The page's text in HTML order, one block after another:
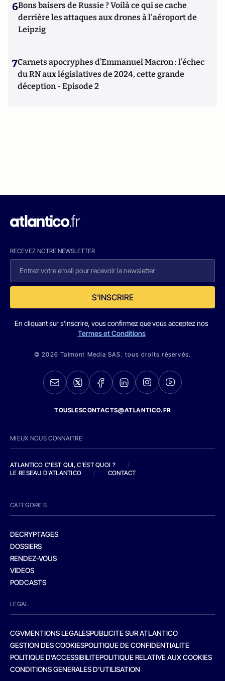
6Bons baisers de Russie ? Voilà ce qui se cache
derrière les attaques aux drones à l'aéroport de
Leipzig
7Carnets apocryphes d’Emmanuel Macron : l’échec
du RN aux législatives de 2024, cette grande
déception - Episode 2
RECEVEZ NOTRE NEWSLETTER
S'INSCRIRE
En cliquant sur s'inscrire, vous confirmez que vous acceptez nos
Termes et Conditions
© 2026 Talmont Media SAS. tous droits réservés.
TOUSLESCONTACTS@ATLANTICO.FR
MIEUX NOUS CONNAITRE
ATLANTICO C'EST QUI, C'EST QUOI ?
/
LE RESEAU D'ATLANTICO
/ CONTACT
CATEGORIES
DECRYPTAGES
DOSSIERS
RENDEZ-VOUS
VIDEOS
PODCASTS
LEGAL
CGVMENTIONS LEGALESPUBLICITE SUR ATLANTICO
GESTION DES COOKIESPOLITIQUE DE CONFIDENTIALITE
POLITIQUE D’ACCESSIBILITEPOLITIQUE RELATIVE AUX COOKIES
CONDITIONS GENERALES D’UTILISATION